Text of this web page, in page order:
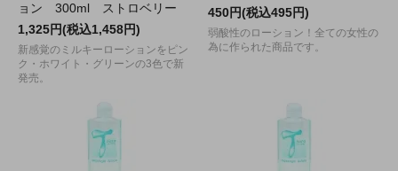
ョン 300ml ストロベリー
1,325円(税込1,458円)
新感覚のミルキーローションをピン
ク・ホワイト・グリーンの3色で新
発売。
450円(税込495円)
弱酸性のローション！全ての女性の
為に作られた商品です。